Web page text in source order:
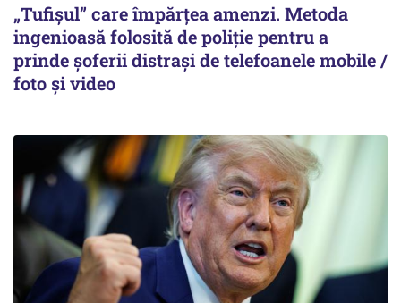
„Tufișul” care împărțea amenzi. Metoda
ingenioasă folosită de poliție pentru a
prinde șoferii distrași de telefoanele mobile /
foto și video